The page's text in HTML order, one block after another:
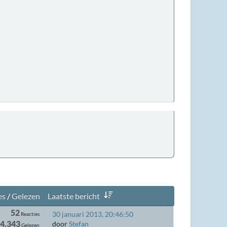
/Gelezen
Laatste bericht
52Reacties
Gelezen
30 januari 2013, 20:46:50
doorStefan